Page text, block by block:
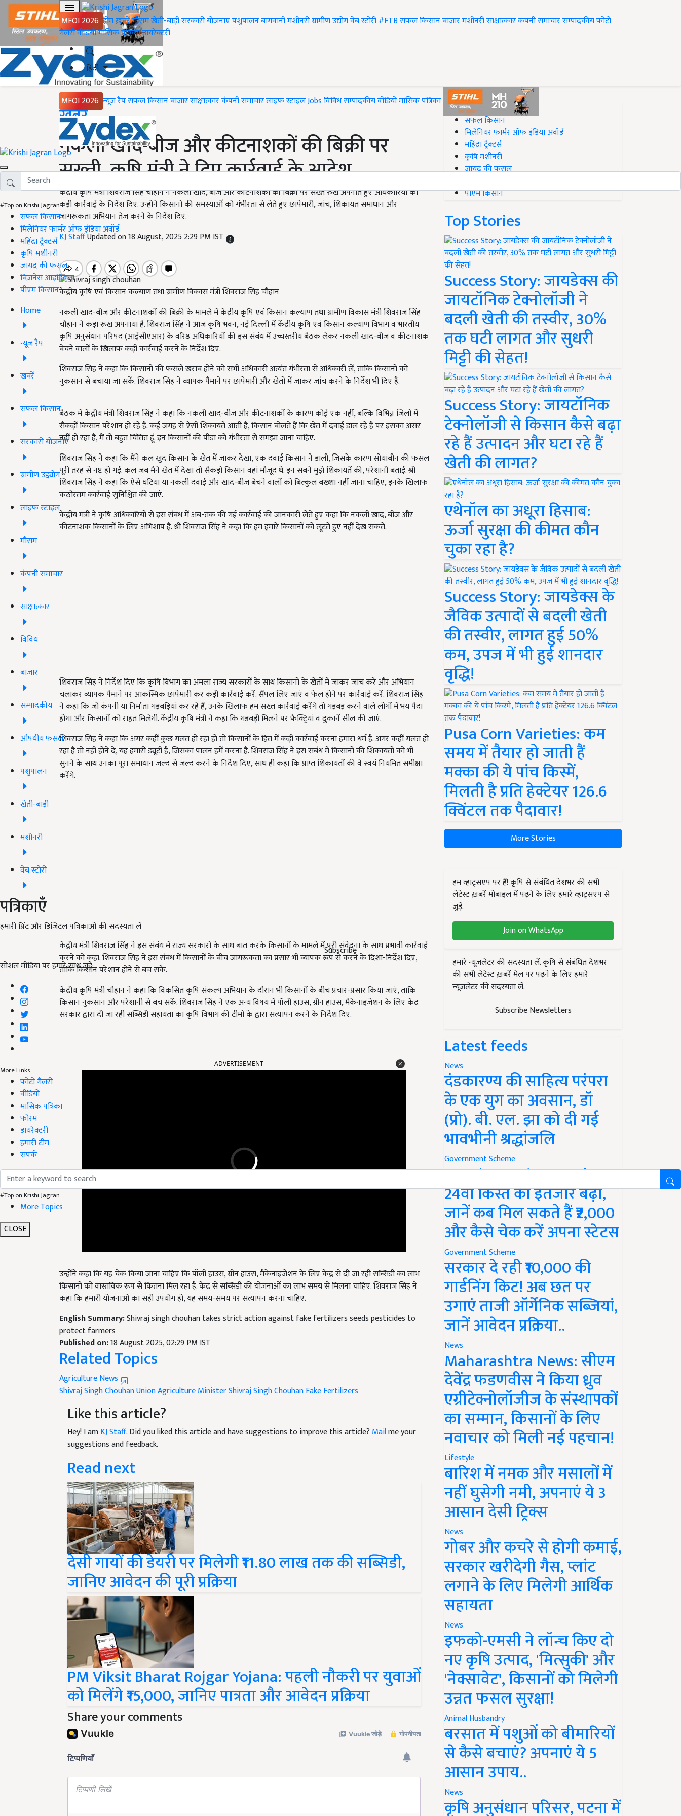
MFOI 2026 होमख़बरेंमौसमखेती-बाड़ीसरकारी योजनाएंपशुपालनबागवानीमशीनरीग्रामीण उद्योगवेब स्टोरी#FTBसफल किसानबाजारमशीनरीसाक्षात्कारकंपनी समाचारसम्पादकीयफोटो
गैलरीवीडियोमासिक पत्रिकाडायरेक्टरी
हिंदी
MFOI 2026 न्यूज़ रैपसफल किसानबाजारसाक्षात्कारकंपनी समाचारलाइफ स्टाइलJobsविविधसम्पादकीयवीडियोमासिक पत्रिका
#Top on Krishi Jagran
सफल किसान
मिलेनियर फार्मर ऑफ इंडिया अवॉर्ड
महिंद्रा ट्रैक्टर्स
कृषि मशीनरी
जायद की फसल
बिज़नेस आइडियाज
पीएम किसान
Home
न्यूज़ रैप
खबरें
सफल किसान
सरकारी योजनाएं
ग्रामीण उद्द्योग
लाइफ स्टाइल
मौसम
कंपनी समाचार
साक्षात्कार
विविध
बाजार
सम्पादकीय
औषधीय फसलें
पशुपालन
खेती-बाड़ी
मशीनरी
वेब स्टोरी
पत्रिकाएँ
हमारी प्रिंट और डिजिटल पत्रिकाओं की सदस्यता लें
Subscribe
सोशल मीडिया पर हमारे साथ जुड़ें:
More Links
फोटो गैलरी
वीडियो
मासिक पत्रिका
फोरम
डायरेक्टरी
हमारी टीम
संपर्क
#Top on Krishi Jagran
More Topics
CLOSE
Home
ख़बरें
नकली खाद-बीज और कीटनाशकों की बिक्री पर
सख्ती, कृषि मंत्री ने दिए कार्रवाई के आदेश
केंद्रीय कृषि मंत्री शिवराज सिंह चौहान ने नकली खाद, बीज और कीटनाशकों की बिक्री पर सख्त रुख अपनाते हुए अधिकारियों को
कड़ी कार्रवाई के निर्देश दिए. उन्होंने किसानों की समस्याओं को गंभीरता से लेते हुए छापेमारी, जांच, शिकायत समाधान और
जागरूकता अभियान तेज करने के निर्देश दिए.
KJ StaffUpdated on 18 August, 2025 2:29 PM IST
केंद्रीय कृषि एवं किसान कल्याण तथा ग्रामीण विकास मंत्री शिवराज सिंह चौहान
नकली खाद-बीज और कीटनाशकों की बिक्री के मामले में केंद्रीय कृषि एवं किसान कल्याण तथा ग्रामीण विकास मंत्री शिवराज सिंह
चौहान ने कड़ा रूख अपनाया है. शिवराज सिंह ने आज कृषि भवन, नई दिल्ली में केंद्रीय कृषि एवं किसान कल्याण विभाग व भारतीय
कृषि अनुसंधान परिषद (आईसीएआर) के वरिष्ठ अधिकारियों की इस संबंध में उच्चस्तरीय बैठक लेकर नकली खाद-बीज व कीटनाशक
बेचने वालों के खिलाफ कड़ी कार्रवाई करने के निर्देश दिए.
शिवराज सिंह ने कहा कि किसानों की फसलें खराब होने को सभी अधिकारी अत्यंत गंभीरता से अधिकारी लें, ताकि किसानों को
नुकसान से बचाया जा सकें. शिवराज सिंह ने व्यापक पैमाने पर छापेमारी और खेतों में जाकर जांच करने के निर्देश भी दिए हैं.
बैठक में केंद्रीय मंत्री शिवराज सिंह ने कहा कि नकली खाद-बीज और कीटनाशकों के कारण कोई एक नहीं, बल्कि विभिन्न जिलों में
सैकड़ों किसान परेशान हो रहे हैं. कई जगह से ऐसी शिकायतें आती है, किसान बोलते हैं कि खेत में दवाई डाल रहे हैं पर इसका असर
नहीं हो रहा है, मैं तो बहुत चिंतित हूं. इन किसानों की पीड़ा को गंभीरता से समझा जाना चाहिए.
शिवराज सिंह ने कहा कि मैंने कल खुद किसान के खेत में जाकर देखा, एक दवाई किसान ने डाली, जिसके कारण सोयाबीन की फसल
पूरी तरह से नष्ट हो गई. कल जब मैंने खेत में देखा तो सैकड़ों किसान वहां मौजूद थे. इन सबने मुझे शिकायतें की, परेशानी बताईं. श्री
शिवराज सिंह ने कहा कि ऐसे घटिया या नकली दवाई और खाद-बीज बेचने वालों को बिल्कुल बख्शा नहीं जाना चाहिए, इनके खिलाफ
कठोरतम कार्रवाई सुनिश्चित की जाएं.
केंद्रीय मंत्री ने कृषि अधिकारियों से इस संबंध में अब-तक की गई कार्रवाई की जानकारी लेते हुए कहा कि नकली खाद, बीज और
कीटनाशक किसानों के लिए अभिशाप है. श्री शिवराज सिंह ने कहा कि हम हमारे किसानों को लूटते हुए नहीं देख सकते.
शिवराज सिंह ने निर्देश दिए कि कृषि विभाग का अमला राज्य सरकारों के साथ किसानों के खेतों में जाकर जांच करें और अभियान
चलाकर व्यापक पैमाने पर आकस्मिक छापेमारी कर कड़ी कार्रवाई करें. सैंपल लिए जाएं व फेल होने पर कार्रवाई करें. शिवराज सिंह
ने कहा कि जो कंपनी या निर्माता गड़बड़ियां कर रहे हैं, उनके खिलाफ हम सख्त कार्रवाई करेंगे तो गड़बड़ करने वाले लोगों में भय पैदा
होगा और किसानों को राहत मिलेगी. केंद्रीय कृषि मंत्री ने कहा कि गड़बड़ी मिलने पर फैक्ट्रियां व दुकानें सील की जाएं.
शिवराज सिंह ने कहा कि अगर कहीं कुछ गलत हो रहा हो तो किसानों के हित में कड़ी कार्रवाई करना हमारा धर्म है. अगर कहीं गलत हो
रहा है तो नहीं होने दें, यह हमारी ड्यूटी है, जिसका पालन हमें करना है. शिवराज सिंह ने इस संबंध में किसानों की शिकायतों को भी
सुनने के साथ उनका पूरा समाधान जल्द से जल्द करने के निर्देश दिए, साथ ही कहा कि प्राप्त शिकायतों की वे स्वयं नियमित समीक्षा
करेंगे.
केंद्रीय मंत्री शिवराज सिंह ने इस संबंध में राज्य सरकारों के साथ बात करके किसानों के मामले में पूरी संवेदना के साथ प्रभावी कार्रवाई
करने को कहा. शिवराज सिंह ने इस संबंध में किसानों के बीच जागरूकता का प्रसार भी व्यापक रूप से करने के दिशा-निर्देश दिए,
ताकि किसान परेशान होने से बच सकें.
केंद्रीय कृषि मंत्री चौहान ने कहा कि विकसित कृषि संकल्प अभियान के दौरान भी किसानों के बीच प्रचार-प्रसार किया जाएं, ताकि
किसान नुकसान और परेशानी से बच सकें. शिवराज सिंह ने एक अन्य विषय में पॉली हाउस, ग्रीन हाउस, मैकेनाइजेशन के लिए केंद्र
सरकार द्वारा दी जा रही सब्सिडी सहायता का कृषि विभाग की टीमों के द्वारा सत्यापन करने के निर्देश दिए.
किसानों को वास्तविक रूप से कितना मिल रहा है. केंद्र से सब्सिडी की योजनाओं का लाभ समय से मिलना चाहिए. शिवराज सिंह ने
कहा कि हमारी योजनाओं का सही उपयोग हो, यह समय-समय पर सत्यापन करना चाहिए.
Shivraj singh chouhan takes strict action against fake fertilizers seeds pesticides to
protect farmers
Published on:18 August 2025, 02:29 PM IST
Related Topics
Agriculture News
Shivraj Singh Chouhan
Like this article?
Hey! I amKJ Staff. Did you liked this article and have suggestions to improve this article?
suggestions and feedback.
Read next
देसी गायों की डेयरी पर मिलेगी ₹11.80 लाख तक की सब्सिडी,
जानिए आवेदन की पूरी प्रक्रिया
PM Viksit Bharat Rojgar Yojana: पहली नौकरी पर युवाओं
को मिलेंगे ₹15,000, जानिए पात्रता और आवेदन प्रक्रिया
Share your comments
#Top on Krishi Jagran
सफल किसान
मिलेनियर फार्मर ऑफ इंडिया अवॉर्ड
महिंद्रा ट्रैक्टर्स
कृषि मशीनरी
जायद की फसल
पीएम किसान
Top Stories
Success Story: जायडेक्स की
जायटॉनिक टेक्नोलॉजी ने
बदली खेती की तस्वीर, 30%
तक घटी लागत और सुधरी
मिट्टी की सेहत!
Success Story: जायटॉनिक
टेक्नोलॉजी से किसान कैसे बढ़ा
रहे हैं उत्पादन और घटा रहे हैं
खेती की लागत?
एथेनॉल का अधूरा हिसाब:
ऊर्जा सुरक्षा की कीमत कौन
चुका रहा है?
Success Story: जायडेक्स के
जैविक उत्पादों से बदली खेती
की तस्वीर, लागत हुई 50%
कम, उपज में भी हुई शानदार
वृद्धि!
Pusa Corn Varieties: कम
समय में तैयार हो जाती हैं
मक्का की ये पांच किस्में,
मिलती है प्रति हेक्टेयर 126.6
क्विंटल तक पैदावार!
More Stories
हम व्हाट्सएप पर हैं! कृषि से संबंधित देशभर की सभी
लेटेस्ट ख़बरें मोबाइल में पढ़ने के लिए हमारे व्हाट्सएप से
जुड़ें.
Join on WhatsApp
हमारे न्यूज़लेटर की सदस्यता लें. कृषि से संबंधित देशभर
की सभी लेटेस्ट ख़बरें मेल पर पढ़ने के लिए हमारे
न्यूज़लेटर की सदस्यता लें.
Subscribe Newsletters
Latest feeds
News
दंडकारण्य की साहित्य परंपरा
के एक युग का अवसान, डॉ
(प्रो). बी. एल. झा को दी गई
भावभीनी श्रद्धांजलि
Government Scheme
PM Kisan Yojana Update:
24वीं किस्त का इंतजार बढ़ा,
जानें कब मिल सकते हैं ₹2,000
और कैसे चेक करें अपना स्टेटस
Government Scheme
सरकार दे रही ₹10,000 की
गार्डनिंग किट! अब छत पर
उगाएं ताजी ऑर्गेनिक सब्जियां,
जानें आवेदन प्रक्रिया..
News
Maharashtra News: सीएम
देवेंद्र फडणवीस ने किया ध्रुव
एग्रीटेक्नोलॉजीज के संस्थापकों
का सम्मान, किसानों के लिए
नवाचार को मिली नई पहचान!
Lifestyle
बारिश में नमक और मसालों में
नहीं घुसेगी नमी, अपनाएं ये 3
आसान देसी ट्रिक्स
News
गोबर और कचरे से होगी कमाई,
सरकार खरीदेगी गैस, प्लांट
लगाने के लिए मिलेगी आर्थिक
सहायता
News
इफको-एमसी ने लॉन्च किए दो
नए कृषि उत्पाद, 'मित्सुकी' और
'नेक्सावेट', किसानों को मिलेगी
उन्नत फसल सुरक्षा!
Animal Husbandry
बरसात में पशुओं को बीमारियों
से कैसे बचाएं? अपनाएं ये 5
आसान उपाय..
News
कृषि अनुसंधान परिसर, पटना में